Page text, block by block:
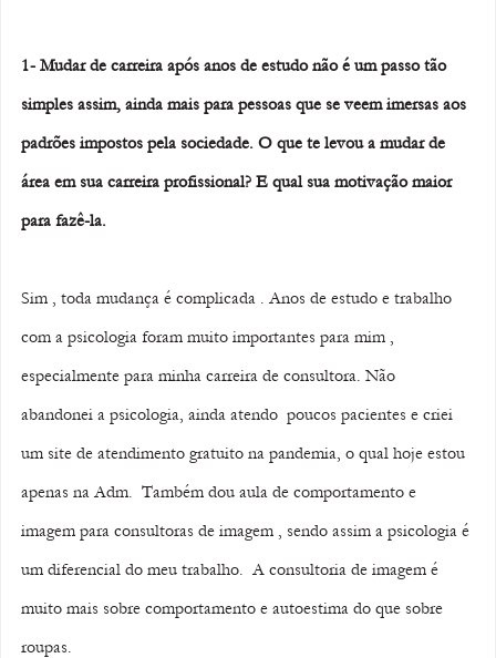
1- Mudar de carreira após anos de estudo não é um passo tão
simples assim, ainda mais para pessoas que se veem imersas aos
padrões impostos pela sociedade. O que te levou a mudar de
área em sua carreira profissional? E qual sua motivação maior
para fazê-la.
Sim , toda mudança é complicada . Anos de estudo e trabalho
com a psicologia foram muito importantes para mim ,
especialmente para minha carreira de consultora. Não
abandonei a psicologia, ainda atendo  poucos pacientes e criei
um site de atendimento gratuito na pandemia, o qual hoje estou
apenas na Adm.  Também dou aula de comportamento e
imagem para consultoras de imagem , sendo assim a psicologia é
um diferencial do meu trabalho.  A consultoria de imagem é
muito mais sobre comportamento e autoestima do que sobre
roupas.